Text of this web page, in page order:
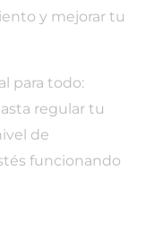
y mejorar tu
para todo:
regular tu
de
funcionando